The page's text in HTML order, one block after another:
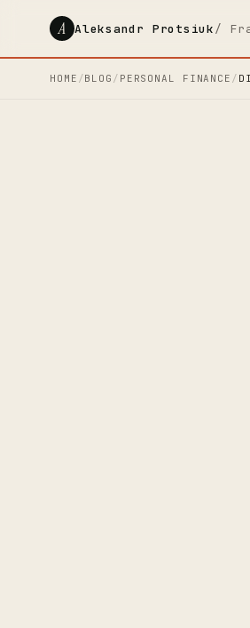
A Aleksandr Protsiuk/
HOME /BLOG / PERSONAL FINANCE /